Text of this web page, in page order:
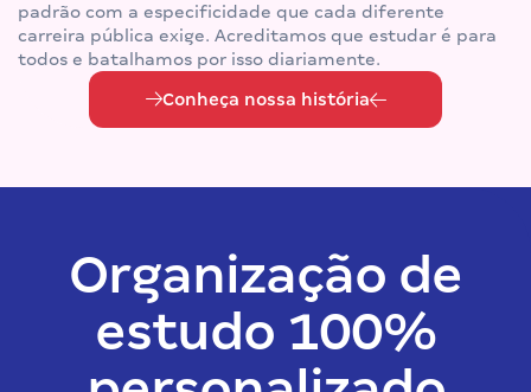
padrão com a especificidade que cada diferente
carreira pública exige. Acreditamos que estudar é para
todos e batalhamos por isso diariamente.
Conheça nossa história
Organização de
estudo 100%